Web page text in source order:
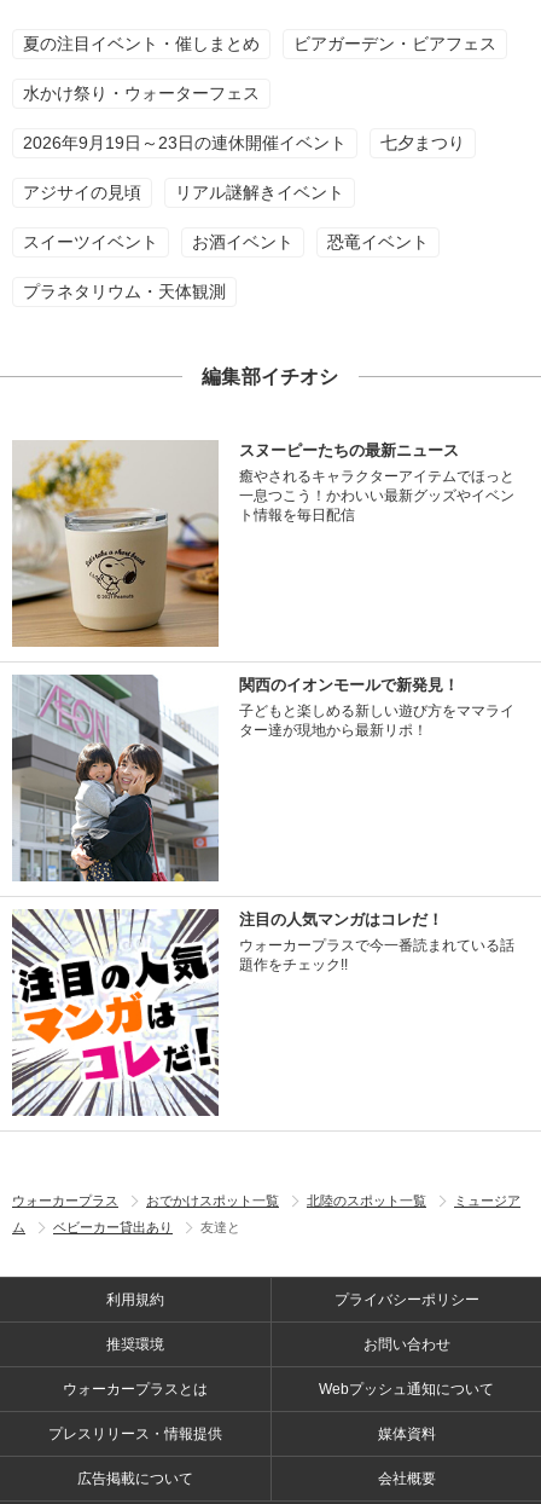
夏の注目イベント・催しまとめ ビアガーデン・ビアフェス
水かけ祭り・ウォーターフェス
2026年9月19日～23日の連休開催イベント 七夕まつり
アジサイの見頃 リアル謎解きイベント
スイーツイベント お酒イベント 恐竜イベント
プラネタリウム・天体観測
編集部イチオシ
スヌーピーたちの最新ニュース
癒やされるキャラクターアイテムでほっと
一息つこう！かわいい最新グッズやイベン
ト情報を毎日配信
関西のイオンモールで新発見！
子どもと楽しめる新しい遊び方をママライ
ター達が現地から最新リポ！
注目の人気マンガはコレだ！
ウォーカープラスで今一番読まれている話
題作をチェック!!
ウォーカープラス おでかけスポット一覧 北陸のスポット一覧
ミュージア
ム
ベビーカー貸出あり 友達と
利用規約 プライバシーポリシー
推奨環境 お問い合わせ
ウォーカープラスとは Webプッシュ通知について
プレスリリース・情報提供 媒体資料
広告掲載について 会社概要